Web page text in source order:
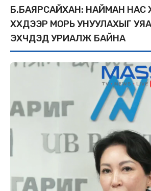
Б.БАЯРСАЙХАН: НАЙМАН НАС
ХҮҮХДЭЭР МОРЬ УНУУЛАХЫГ
ЭХЧҮҮДЭД УРИАЛЖ БАЙНА